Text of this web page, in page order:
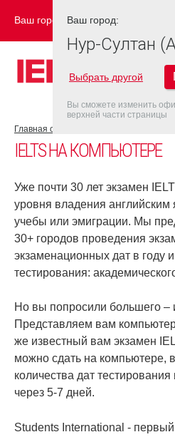
Ваш город: НУР-СУЛТАН
Главная страница
IELTS НА КОМПЬЮТЕРЕ
Уже почти 30 лет экзамен
уровня владения
учебы или эмиграции. Мы
30+ городов проведения
экзаменационных дат в году
тестирования:
Но вы попросили большего
Представляем вам
же известный вам экзамен
можно сдать на компьютере,
количества дат
через 5-7 дней.
Students International -
Ваш город:
Нур-Султан
Выбрать другой
Вы сможете изменить
верхней части страницы